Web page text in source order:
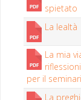
spietato
La lealtà
La mia
rif­les­sioni
per il
La